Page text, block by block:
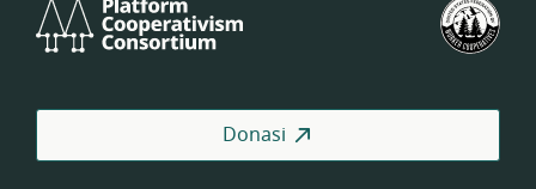
Cooperativism
Donasi